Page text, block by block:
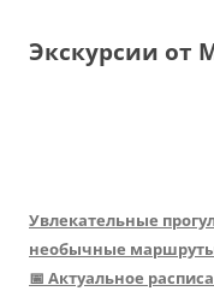
Экскурсии от
Увлекательные
необычные
📅 Актуальное